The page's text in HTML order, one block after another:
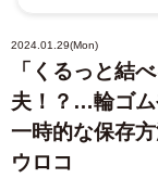
2024.01.29(Mon)
「くるっと結
夫！？…輪ゴム
一時的な保存
ウロコ